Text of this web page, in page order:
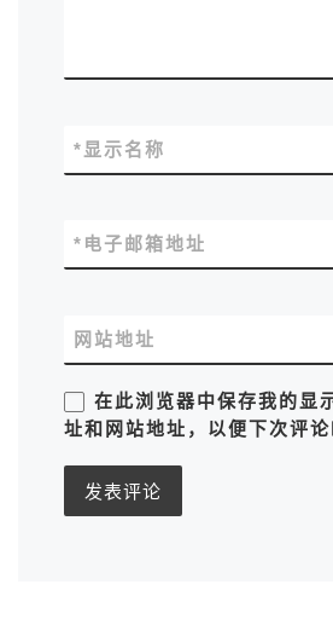
显示名称
*
电子邮箱地址
*
网站地址
在此浏览器中保存我的显
址和网站地址，以便下次评论